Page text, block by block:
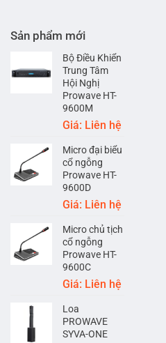
phố
Chí
Minh
âm
phát
nhạc
nền
cho
Spa-
Sản phẩm mới
Bộ Điều Khiển
Trung Tâm
Hội Nghị
Prowave HT-
9600M
Giá: Liên hệ
Micro đại biểu
cổ ngỗng
Prowave HT-
9600D
Giá: Liên hệ
Micro chủ tịch
cổ ngỗng
Prowave HT-
9600C
Giá: Liên hệ
Loa
PROWAVE
SYVA-ONE